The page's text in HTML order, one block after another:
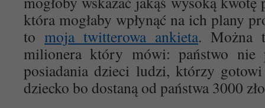
która mogłaby wpłynąć na ich plany
to moja twitterowa ankieta. Można
milionera który mówi: państwo nie
posiadania dzieci ludzi, którzy
dziecko bo dostaną od państwa 3000